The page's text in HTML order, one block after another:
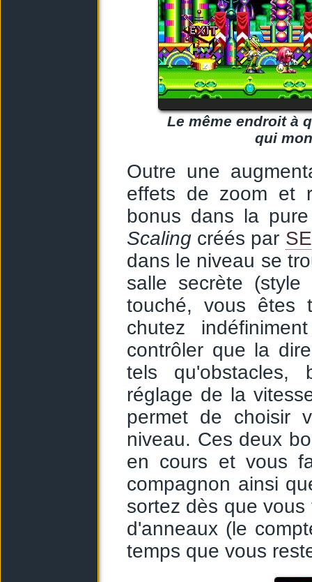
Le même endroit à
qui
Outre une
effets de zoom et
bonus dans la
Scaling créés par
dans le niveau se
salle secrète (style
touché, vous êtes
chutez
contrôler que la
tels qu'obstacles,
réglage de la
permet de choisir
niveau. Ces deux
en cours et vous
compagnon ainsi
sortez dès que
d'anneaux (le
temps que vous